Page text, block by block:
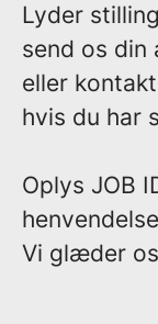
Lyder
send os din
eller
hvis du har
Oplys JOB
Vi glæder